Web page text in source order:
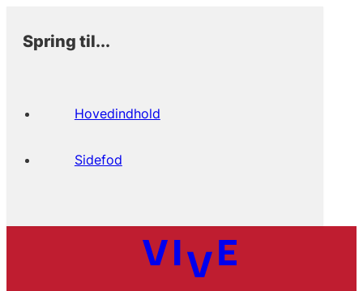
Spring til...
Hovedindhold
Sidefod